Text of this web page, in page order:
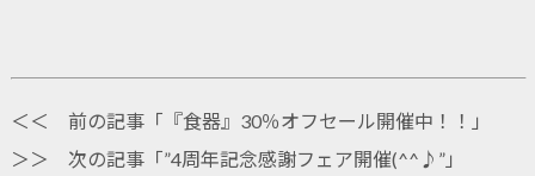
＜＜ 前の記事「 『食器』30％オフセール開催中！！ 」
＞＞ 次の記事「”4周年記念感謝フェア開催(^^♪”」